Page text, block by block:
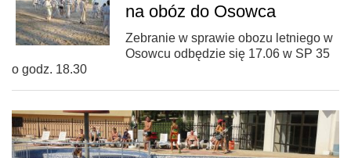
na obóz do Osowca
Zebranie w sprawie obozu letniego w
Osowcu odbędzie się 17.06 w SP 35
o godz. 18.30